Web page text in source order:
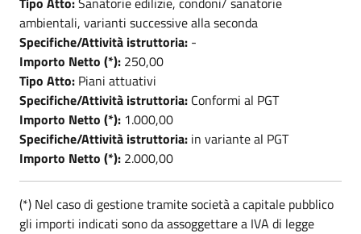
ambientali, varianti successive alla seconda
Specifiche/Attività istruttoria: -
Importo Netto (*): 250,00
Tipo Atto: Piani attuativi
Specifiche/Attività istruttoria: Conformi al PGT
Importo Netto (*): 1.000,00
Specifiche/Attività istruttoria: in variante al PGT
Importo Netto (*): 2.000,00
(*) Nel caso di gestione tramite società a capitale pubblico
gli importi indicati sono da assoggettare a IVA di legge